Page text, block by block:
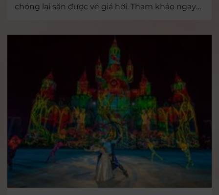
chóng lại săn được vé giá hời. Tham khảo ngay